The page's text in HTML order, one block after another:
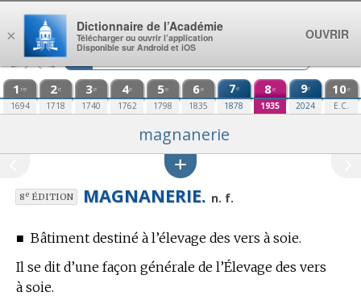
Aller au contenu
1 re
1694
2e
1718
3e
1740
4e
1762
5e
1798
6e
1835
7e
1878
8e
1935
9e
2024
10e
E.C.
magnanerie
8eÉDITION MAGNANERIE. n. f.
■ Bâtiment destiné à l’élevage des vers à soie.
Il se dit d’une façon générale de l’Élevage des vers
à soie.
×
Dictionnaire de l’Académie
Télécharger ou ouvrir l’application
Disponible sur Android et iOS
OUVRIR